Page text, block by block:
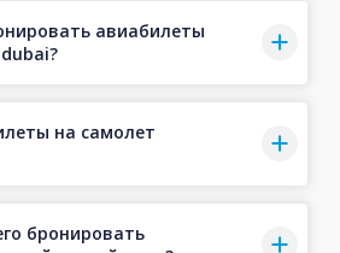
авиабилеты
на самолет
бронировать